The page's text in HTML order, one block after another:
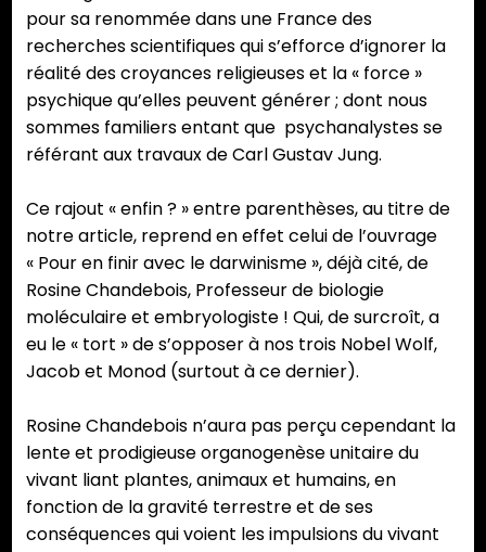
pour sa renommée dans une France des
recherches scientifiques qui s’efforce d’ignorer la
réalité des croyances religieuses et la « force »
psychique qu’elles peuvent générer ; dont nous
sommes familiers entant que psychanalystes se
référant aux travaux de Carl Gustav Jung.
Ce rajout « enfin ? » entre parenthèses, au titre de
notre article, reprend en effet celui de l’ouvrage
« Pour en finir avec le darwinisme », déjà cité, de
Rosine Chandebois, Professeur de biologie
moléculaire et embryologiste ! Qui, de surcroît, a
eu le « tort » de s’opposer à nos trois Nobel Wolf,
Jacob et Monod (surtout à ce dernier).
Rosine Chandebois n’aura pas perçu cependant la
lente et prodigieuse organogenèse unitaire du
vivant liant plantes, animaux et humains, en
fonction de la gravité terrestre et de ses
conséquences qui voient les impulsions du vivant